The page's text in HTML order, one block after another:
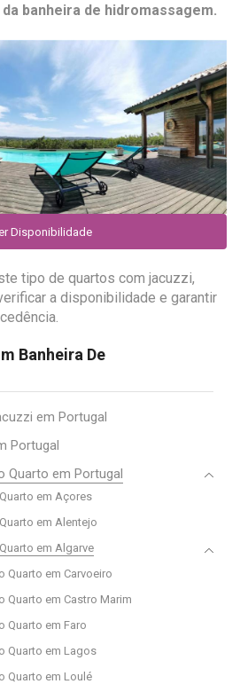
banheira de hidromassagem.
Disponibilidade
tipo de quartos com jacuzzi,
a disponibilidade e garantir
Banheira De
em Portugal
Portugal
Quarto em Portugal
em Açores
em Alentejo
em Algarve
Quarto em Carvoeiro
Quarto em Castro Marim
Quarto em Faro
Quarto em Lagos
Quarto em Loulé